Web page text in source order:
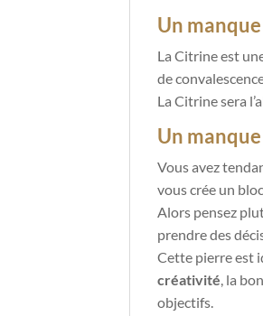
Un
La Citrine est
de
La Citrine sera
Un
Vous avez
vous crée un
Alors pensez
prendre des
Cette pierre est
créativité, la
objectifs.